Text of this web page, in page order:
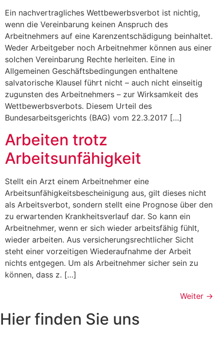
Ein nachvertragliches Wettbewerbsverbot ist nichtig,
wenn die Vereinbarung keinen Anspruch des
Arbeitnehmers auf eine Karenzentschädigung beinhaltet.
Weder Arbeitgeber noch Arbeitnehmer können aus einer
solchen Vereinbarung Rechte herleiten. Eine in
Allgemeinen Geschäftsbedingungen enthaltene
salvatorische Klausel führt nicht – auch nicht einseitig
zugunsten des Arbeitnehmers – zur Wirksamkeit des
Wettbewerbsverbots. Diesem Urteil des
Bundesarbeitsgerichts (BAG) vom 22.3.2017 […]
Arbeiten trotz
Arbeitsunfähigkeit
Stellt ein Arzt einem Arbeitnehmer eine
Arbeitsunfähigkeitsbescheinigung aus, gilt dieses nicht
als Arbeitsverbot, sondern stellt eine Prognose über den
zu erwartenden Krankheitsverlauf dar. So kann ein
Arbeitnehmer, wenn er sich wieder arbeitsfähig fühlt,
wieder arbeiten. Aus versicherungsrechtlicher Sicht
steht einer vorzeitigen Wiederaufnahme der Arbeit
nichts entgegen. Um als Arbeitnehmer sicher sein zu
können, dass z. […]
Weiter →
Hier finden Sie uns